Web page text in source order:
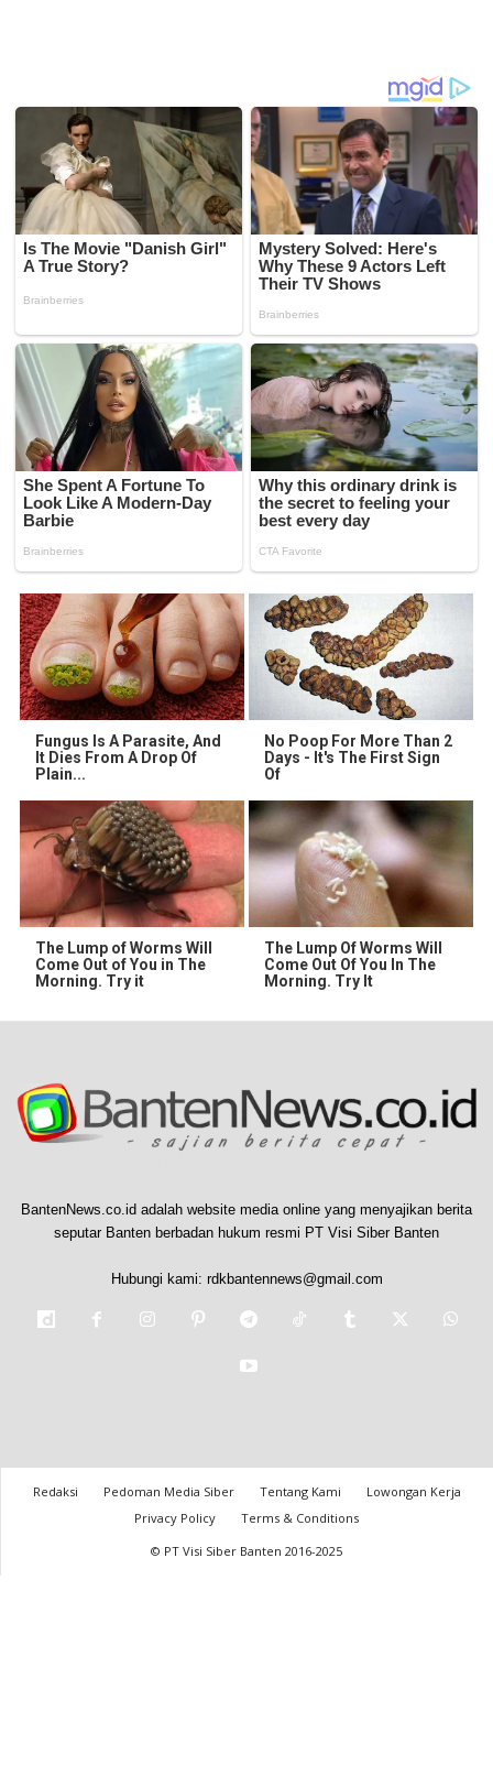
Fungus Is A Parasite, And
It Dies From A Drop Of
Plain...
No Poop For More Than 2
Days - It's The First Sign
Of
The Lump of Worms Will
Come Out of You in The
Morning. Try it
The Lump Of Worms Will
Come Out Of You In The
Morning. Try It
BantenNews.co.id adalah website media online yang menyajikan berita
seputar Banten berbadan hukum resmi PT Visi Siber Banten
Hubungi kami: rdkbantennews@gmail.com
Redaksi Pedoman Media Siber Tentang Kami
Lowongan Kerja
Privacy Policy
Terms & Conditions
© PT Visi Siber Banten 2016-2025